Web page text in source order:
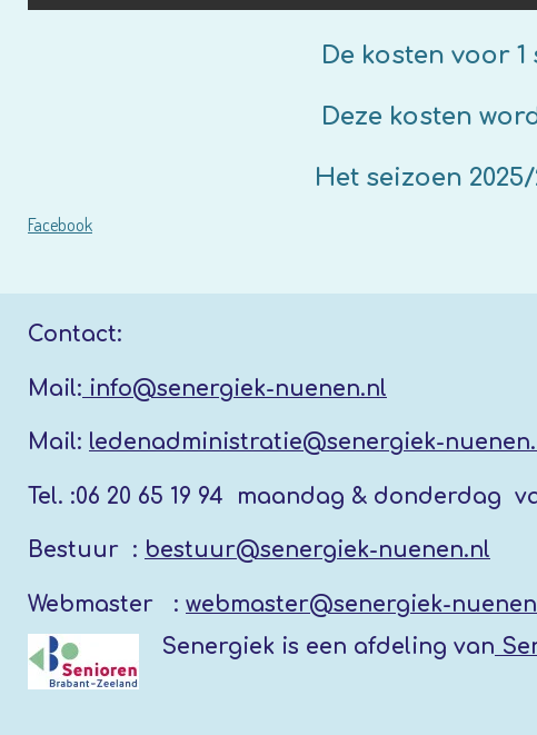
De kosten voor 1 seizoen
Deze kosten worden vooraf
Het seizoen 2025/2026
Facebook
Contact:
Mail: info@senergiek-nuenen.nl
Mail: ledenadministratie@senergiek-
Tel. :06 20 65 19 94 maandag & donderdag
Bestuur : bestuur@senergiek-nuenen.nl
Webmaster : webmaster@senergiek-
Senergiek is een afdeling van